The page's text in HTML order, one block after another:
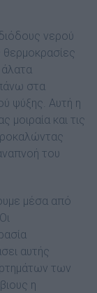
νερού
θερµοκρασίες
στα
ψύξης. Αυτή η
µοιραία και τις
του
µέσα από
αυτής
των
η